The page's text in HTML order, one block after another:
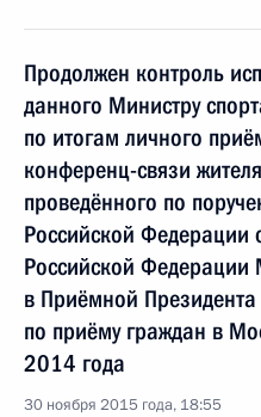
Продолжен контроль
данного Министру
по итогам личного
конференц-связи
проведённого по
Российской Федерации
Российской
в Приёмной
по приёму граждан в
2014 года
30 ноября 2015 года, 18:55